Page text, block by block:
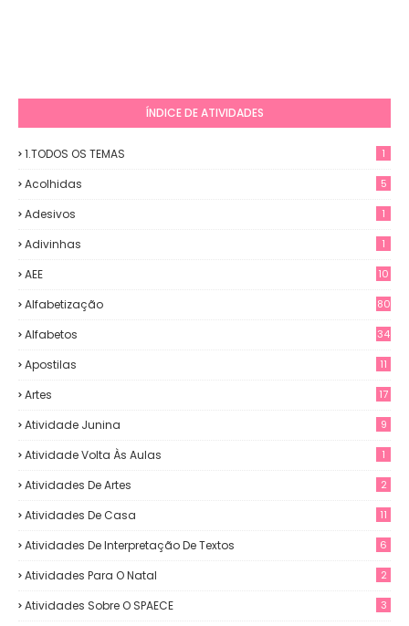
ÍNDICE DE ATIVIDADES
1.TODOS OS TEMAS 1
Acolhidas 5
Adesivos 1
Adivinhas 1
AEE 10
Alfabetização 80
Alfabetos 34
Apostilas 11
Artes 17
Atividade Junina 9
Atividade Volta Às Aulas 1
Atividades De Artes 2
Atividades De Casa 11
Atividades De Interpretação De Textos 6
Atividades Para O Natal 2
Atividades Sobre O SPAECE 3